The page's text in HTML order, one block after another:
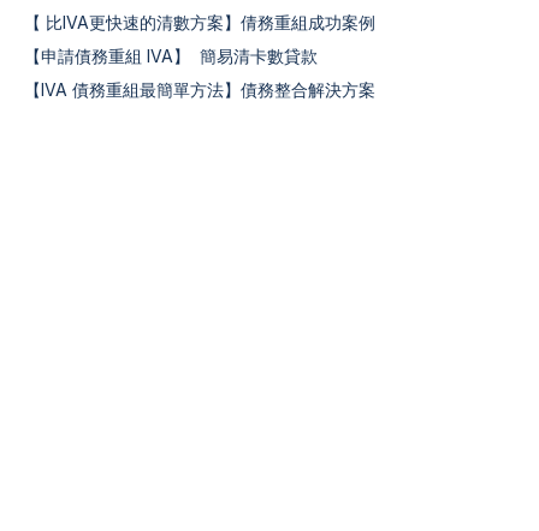
【 比IVA更快速的清數方案】倩務重組成功案例
【申請債務重組 IVA】  簡易清卡數貸款
【IVA 債務重組最簡單方法】債務整合解決方案